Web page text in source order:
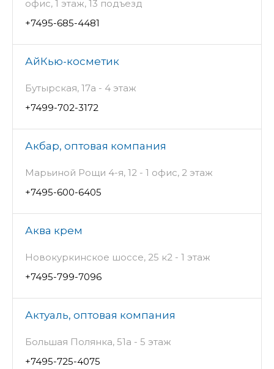
офис, 1 этаж, 13 подъезд
+7495-685-4481
АйКью-косметик
Бутырская, 17а - 4 этаж
+7499-702-3172
Акбар, оптовая компания
Марьиной Рощи 4-я, 12 - 1 офис, 2 этаж
+7495-600-6405
Аква крем
Новокуркинское шоссе, 25 к2 - 1 этаж
+7495-799-7096
Актуаль, оптовая компания
Большая Полянка, 51а - 5 этаж
+7495-725-4075